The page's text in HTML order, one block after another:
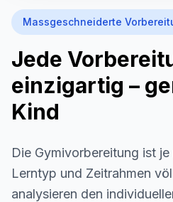
Massgeschneiderte
Jede
einzigartig –
Kind
Die Gymivorbereitung ist
Lerntyp und Zeitrahmen
analysieren den